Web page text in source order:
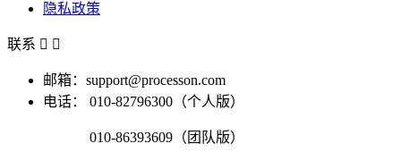
隐私政策
联系  
邮箱：support@processon.com
电话：
010-82796300（个人版）
010-86393609（团队版）